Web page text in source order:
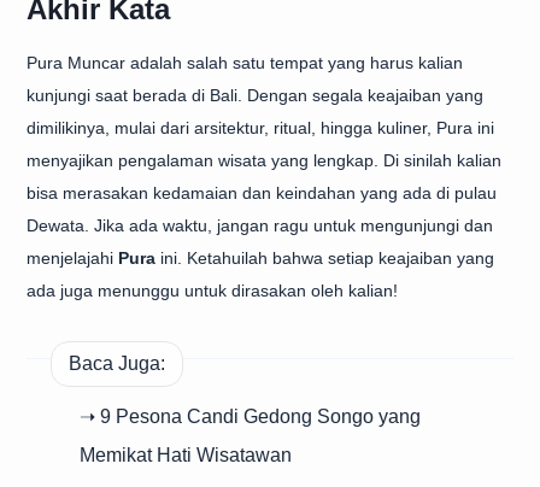
Akhir Kata
Pura Muncar adalah salah satu tempat yang harus kalian
kunjungi saat berada di Bali. Dengan segala keajaiban yang
dimilikinya, mulai dari arsitektur, ritual, hingga kuliner, Pura ini
menyajikan pengalaman wisata yang lengkap. Di sinilah kalian
bisa merasakan kedamaian dan keindahan yang ada di pulau
Dewata. Jika ada waktu, jangan ragu untuk mengunjungi dan
menjelajahi Pura ini. Ketahuilah bahwa setiap keajaiban yang
ada juga menunggu untuk dirasakan oleh kalian!
Baca Juga:
➝ 9 Pesona Candi Gedong Songo yang
Memikat Hati Wisatawan